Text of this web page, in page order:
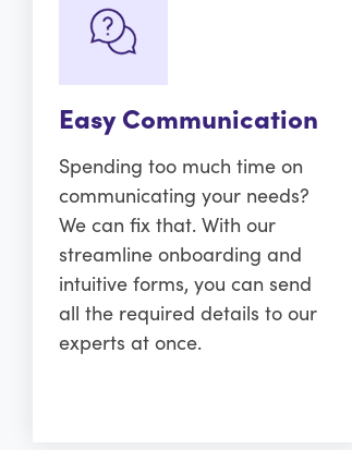
Easy Communication
Spending too much time on
communicating your needs?
We can fix that. With our
streamline onboarding and
intuitive forms, you can send
all the required details to our
experts at once.